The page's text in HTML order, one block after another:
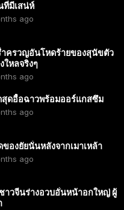
ที่มีเสน่ห์
ago
ำครวญอันโหดร้ายของสุนัขตัว
ใหลจริงๆ
ago
สุดอื้อฉาวพร้อมออร์แกสซึม
ago
องยัยนั่นหลังจากเมาเหล้า
ago
าวจีนร่างอวบอั๋นหน้าอกใหญ่ ผู้